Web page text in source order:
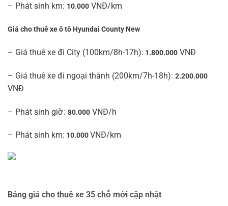
– Phát sinh km: 10.000 VNĐ/km
Giá cho thuê xe ô tô Hyundai County New
– Giá thuê xe đi City (100km/8h-17h): 1.800.000 VNĐ
– Giá thuê xe đi ngoại thành (200km/7h-18h): 2.200.000
VNĐ
– Phát sinh giờ: 80.000 VNĐ/h
– Phát sinh km: 10.000VNĐ/km
Bảng giá cho thuê xe 35 chỗ mới cập nhật